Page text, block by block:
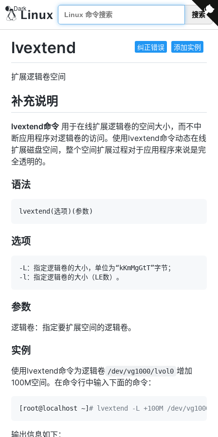
搜索
纠正错误 添加实例
lvextend
扩展逻辑卷空间
补充说明
lvextend命令用于在线扩展逻辑卷的空间大小，而不中
断应用程序对逻辑卷的访问。使用lvextend命令动态在线
扩展磁盘空间，整个空间扩展过程对于应用程序来说是完
全透明的。
语法
lvextend (选项) (参数)
选项
参数
逻辑卷：指定要扩展空间的逻辑卷。
实例
使用lvextend命令为逻辑卷 /dev/vg1000/lvol0 增加
100M空间。在命令行中输入下面的命令：
[ root@localhost ~] # lvextend -L +100M /dev/vg1000/
输出信息如下：